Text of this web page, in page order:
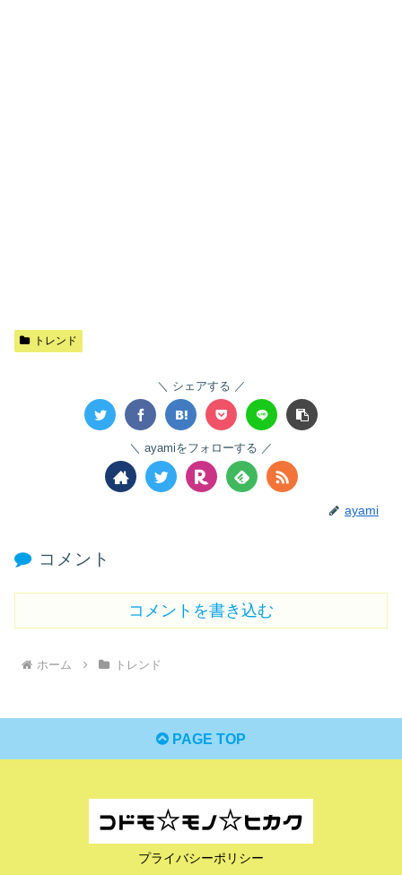
トレンド
シェアする
ayamiをフォローする
ayami
コメント
コメントを書き込む
ホーム トレンド
PAGE TOP
プライバシーポリシー